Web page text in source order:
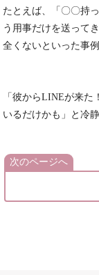
たとえば、「〇〇持
う用事だけを送って
全くないといった事例
「彼からLINEが来
いるだけかも」と冷
次のページへ